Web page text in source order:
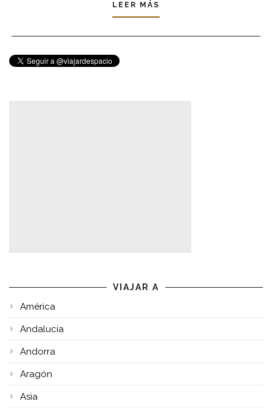
LEER MÁS
VIAJAR A
América
Andalucía
Andorra
Aragón
Asia